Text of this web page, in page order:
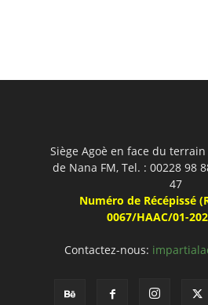
Siège Agoè en face du
de Nana FM, Tel. : 00228 98
47
Numéro de Récépissé
0067/HAAC/01-
Contactez-nous: